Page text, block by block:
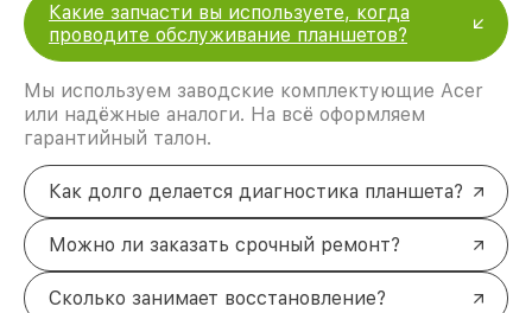
Какие запчасти вы используете, когда
проводите обслуживание планшетов?
Мы используем заводские комплектующие Acer
или надёжные аналоги. На всё оформляем
гарантийный талон.
Как долго делается диагностика планшета?
Можно ли заказать срочный ремонт?
Сколько занимает восстановление?